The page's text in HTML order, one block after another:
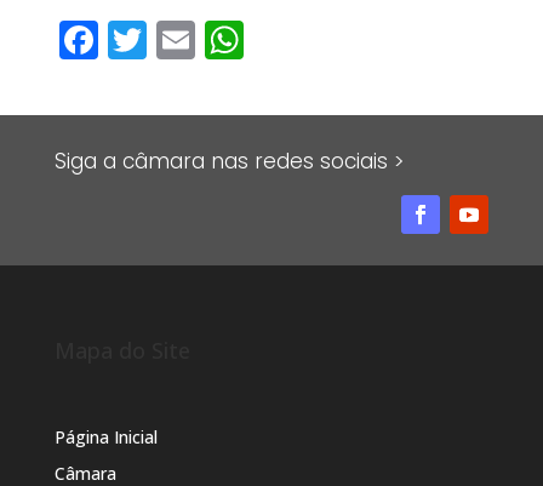
F
c
e
o
T
it
te
E
ai
l
W
at
s
p
Siga a câmara nas redes sociais >
Página Inicial
Câmara